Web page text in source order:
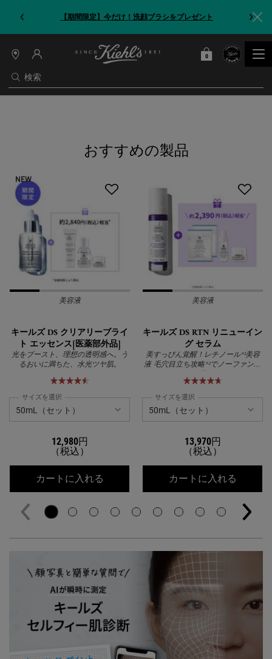
【期間限定】今だけ！洗顔ブラシをプレゼント
検索
店
情
報
カート
0
0 カート内の製品
おすすめの製品
NEW
美容液
キールズ DS クリアリーブライ
ト エッセンス[医薬部外品]
光をブースト、理想の透明感へ。う
るおいに満ちた、水光ツヤ肌。
サイズを選択
12,980円
（税込）
カートに入れる キールズ DS クリアリーブライト エ
美容液
キールズ DS RTN リニューイン
グ セラム
美すっぴん覚醒！レチノール*¹美容
液 毛穴目立ち攻略*²でノーファンデ
に挑む
サイズを選択
13,970円
（税込）
カートに入れる